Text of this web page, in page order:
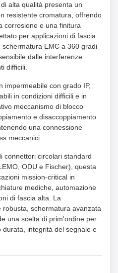
alta qualità presenta un
resistente cromatura, offrendo
corrosione e una finitura
per applicazioni di fascia
EMC a 360 gradi
dalle interferenze
difficili.
impermeabile con grado IP,
in condizioni difficili e in
meccanismo di blocco
e disaccoppiamento
una connessione
meccanici.
connettori circolari standard
ODU e Fischer), questa
mission-critical in
mediche, automazione
di fascia alta. La
schermatura avanzata
una scelta di prim'ordine per
integrità del segnale e